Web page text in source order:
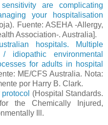
are complicating
your hospitalisation
Fuente: ASEHA -Allergy,
Association-. Australia].
hospitals. Multiple
idiopathic environmental
for adults in hospital
ME/CFS Australia. Nota:
por Harry B. Clark.
(Hospital Standards.
the Chemically Injured,
Ill.